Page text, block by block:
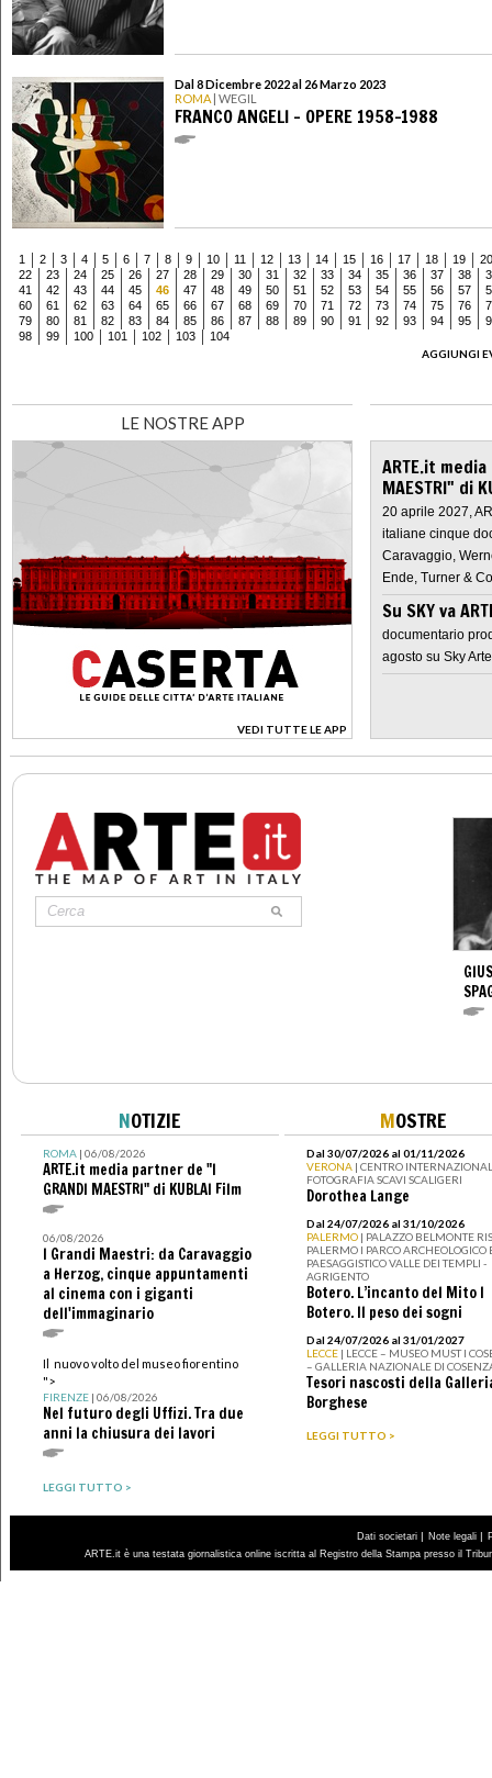
Dal 8 Dicembre 2022 al 26 Marzo 2023
ROMA | WEGIL
FRANCO ANGELI - OPERE 1958-1988
1 2 3 4 5 6 7 8 9 10 11 12 13 14 15 16 17 18 19
20
22
23 24 25 26 27 28 29 30 31 32 33 34 35 36 37 38
41
42 43 44 45 46 47 48 49 50 51 52 53 54 55 56 57
60
61 62 63 64 65 66 67 68 69 70 71 72 73 74 75 76
79
80 81 82 83 84 85 86 87 88 89 90 91 92 93 94 95
98
99 100 101 102 103
104
AGGIUNGI
LE NOSTRE APP
VEDI TUTTE LE APP
>
ARTE.it
MAESTRI" di
20 aprile 2027,
italiane cinque
Caravaggio,
Ende, Turner &
Su SKY va
documentario
agosto su Sky Arte
NOTIZIE
ROMA| 06/08/2026
ARTE.it media partner de "I
GRANDI MAESTRI" di KUBLAI Film
06/08/2026
I Grandi Maestri: da Caravaggio
a Herzog, cinque appuntamenti
al cinema con i giganti
dell'immaginario
Il nuovo volto del museo fiorentino
">
FIRENZE| 06/08/2026
Nel futuro degli Uffizi. Tra due
anni la chiusura dei lavori
LEGGI TUTTO >
MOSTRE
Dal 30/07/2026 al 01/11/2026
VERONA | CENTRO
FOTOGRAFIA SCAVI SCALIGERI
Dorothea Lange
Dal 24/07/2026 al 31/10/2026
PALERMO | PALAZZO BELMONTE
PALERMO I PARCO ARCHEOLOGICO
PAESAGGISTICO VALLE DEI TEMPLI -
AGRIGENTO
Botero. L’incanto del Mito I
Botero. Il peso dei sogni
Dal 24/07/2026 al 31/01/2027
LECCE | LECCE – MUSEO MUST I
– GALLERIA NAZIONALE DI
Tesori nascosti della
Borghese
LEGGI TUTTO >
Dati societari | Note legali |
ARTE.it è una testata giornalistica online iscritta al Registro della Stampa presso il